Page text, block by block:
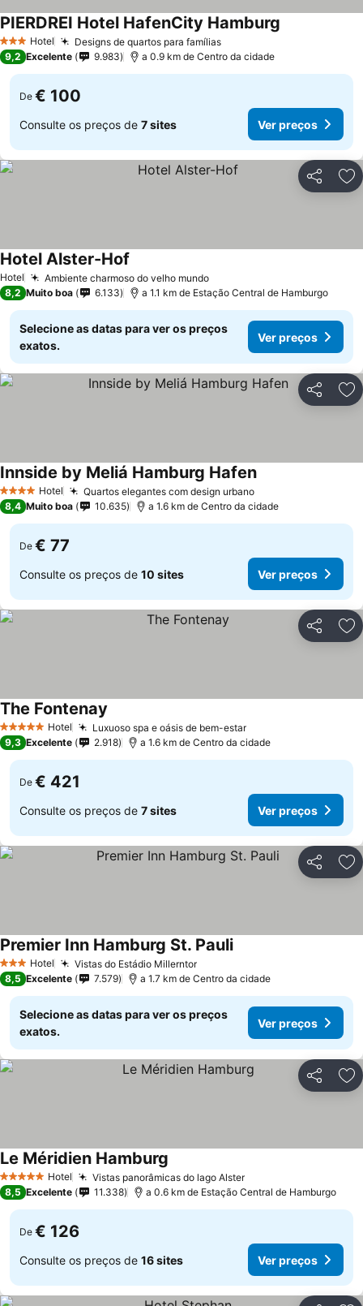
3 EstrelasHotel Designs de quartos para famíliasVer preços
PIERDREI Hotel HafenCity Hamburg
9,2 Excelente 9.983 a 0.9 km de Centro da cidade
De € 100
Consulte os preços de 7 sites Ver preços
Partilhar
Hotel Ambiente charmoso do velho mundoVer preços
Hotel Alster-Hof
8,2 Muito boa 6.133 a 1.1 km de Estação Central de Hamburgo
Selecione as datas para ver os preços
exatos.
Ver preços
Partilhar
4 EstrelasHotel Quartos elegantes com design urbanoVer preços
Innside by Meliá Hamburg HafenVer preços
8,4 Muito boa 10.635 a 1.6 km de Centro da cidade
De € 77
Consulte os preços de 10 sites Ver preços
Partilhar
5 Estrelas Hotel Luxuoso spa e oásis de bem-estarVer preços
The Fontenay
9,3 Excelente 2.918 a 1.6 km de Centro da cidade
De € 421
Consulte os preços de 7 sites Ver preços
Partilhar
3 EstrelasHotel Vistas do Estádio MillerntorVer preços
Premier Inn Hamburg St. PauliVer preços
8,5 Excelente 7.579 a 1.7 km de Centro da cidade
Selecione as datas para ver os preços
exatos.
Ver preços
Partilhar
5 Estrelas Hotel Vistas panorâmicas do lago AlsterVer preços
Le Méridien Hamburg
8,5 Excelente 11.338 a 0.6 km de Estação Central de Hamburgo
De € 126
Consulte os preços de 16 sites Ver preços